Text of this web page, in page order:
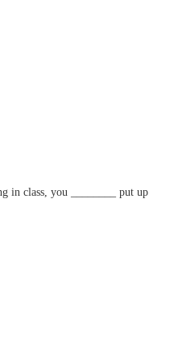
class, you ________ put up